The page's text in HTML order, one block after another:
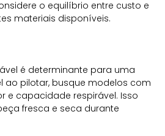
o equilíbrio entre custo e
materiais disponíveis.
é determinante para uma
ao pilotar, busque modelos com
e capacidade respirável. Isso
fresca e seca durante